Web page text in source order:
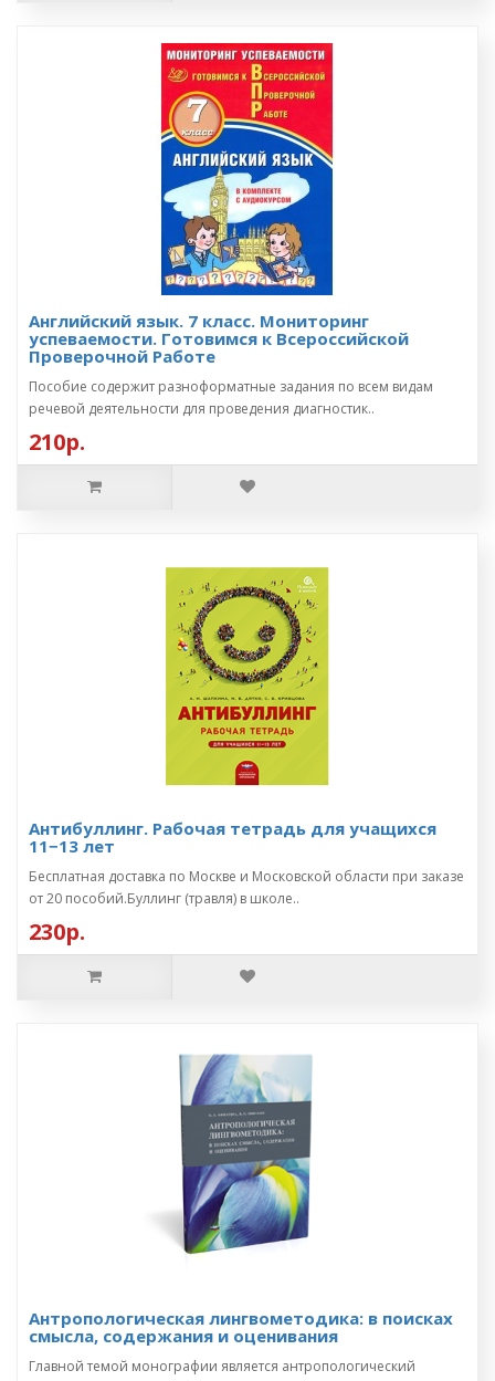
Английский язык. 7 класс. Мониторинг
успеваемости. Готовимся к Всероссийской
Проверочной Работе
Пособие содержит разноформатные задания по всем видам
речевой деятельности для проведения диагностик..
210р.
Антибуллинг. Рабочая тетрадь для учащихся
11−13 лет
Бесплатная доставка по Москве и Московской области при заказе
от 20 пособий.Буллинг (травля) в школе..
230р.
Антропологическая лингвометодика: в поисках
смысла, содержания и оценивания
Главной темой монографии является антропологический